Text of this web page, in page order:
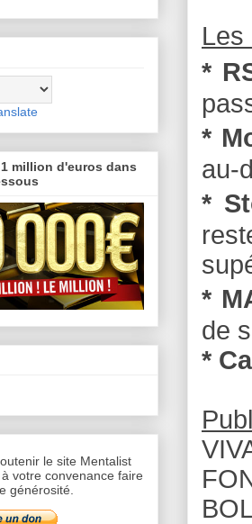
Les
*
*
au-
*
*
de
*
million d'euros dans
le site Mentalist
votre convenance faire
générosité.